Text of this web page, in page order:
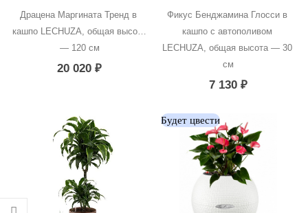
Драцена Маргината Тренд в
кашпо LECHUZA, общая высота
— 120 см
20 020₽
Фикус Бенджамина Глосси в
кашпо с автополивом
LECHUZA, общая высота — 30
см
7 130₽
Будет цвести